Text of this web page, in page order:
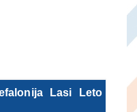
Lasi Leto